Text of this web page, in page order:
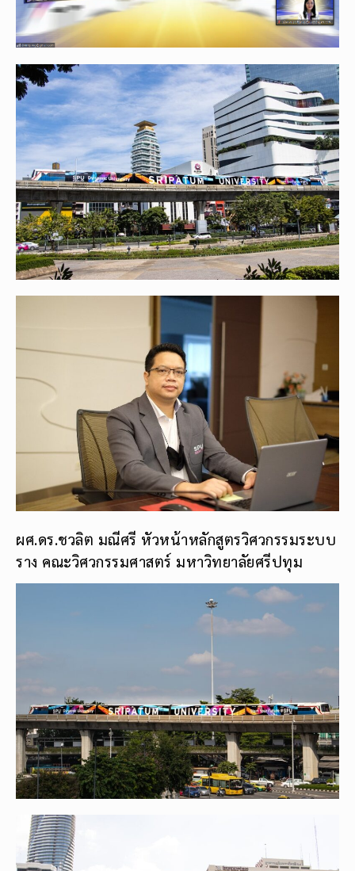
ผศ.ดร.ชวลิต มณีศรี หัวหน้าหลักสูตรวิศวกรรมระบบ
ราง คณะวิศวกรรมศาสตร์ มหาวิทยาลัยศรีปทุม